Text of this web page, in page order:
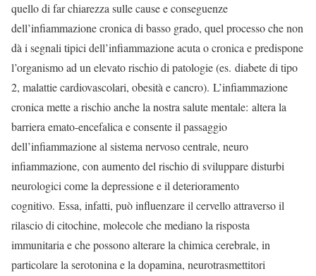
quello di far chiarezza sulle cause e conseguenze
dell’infiammazione cronica di basso grado, quel processo che non
dà i segnali tipici dell’infiammazione acuta o cronica e predispone
l’organismo ad un elevato rischio di patologie (es. diabete di tipo
2, malattie cardiovascolari, obesità e cancro). L’infiammazione
cronica mette a rischio anche la nostra salute mentale: altera la
barriera emato-encefalica e consente il passaggio
dell’infiammazione al sistema nervoso centrale, neuro
infiammazione, con aumento del rischio di sviluppare disturbi
neurologici come la depressione e il deterioramento
cognitivo. Essa, infatti, può influenzare il cervello attraverso il
rilascio di citochine, molecole che mediano la risposta
immunitaria e che possono alterare la chimica cerebrale, in
particolare la serotonina e la dopamina, neurotrasmettitori